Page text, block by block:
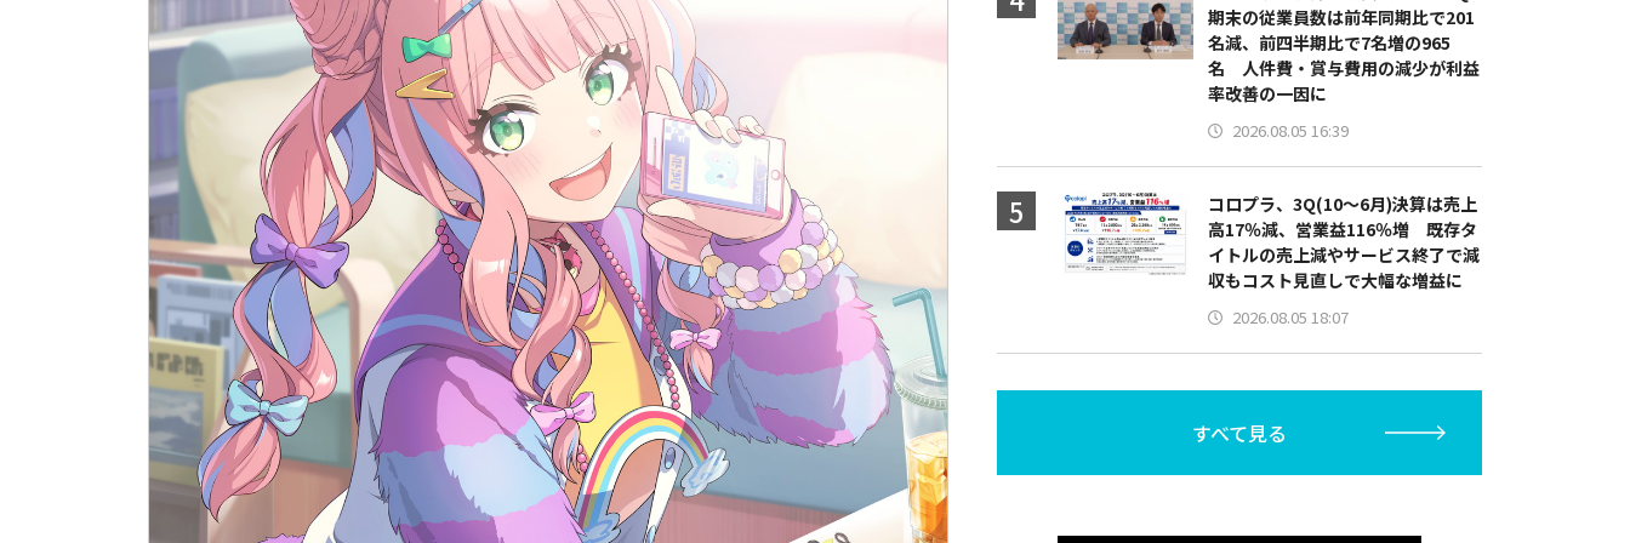
期末の従業員数は前年同期比で201
名減、前四半期比で7名増の965
名 人件費・賞与費用の減少が利益
率改善の一因に
2026.08.05 16:39
コロプラ、3Q(10～6月)決算は売上
高17％減、営業益116％増 既存タ
イトルの売上減やサービス終了で減
収もコスト見直しで大幅な増益に
2026.08.05 18:07
すべて見る